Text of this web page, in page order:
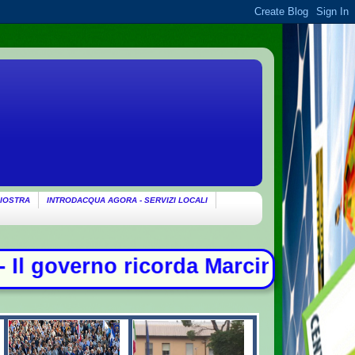
INTRODACQUA AGORA - SERVIZI LOCALI
"Non c'è